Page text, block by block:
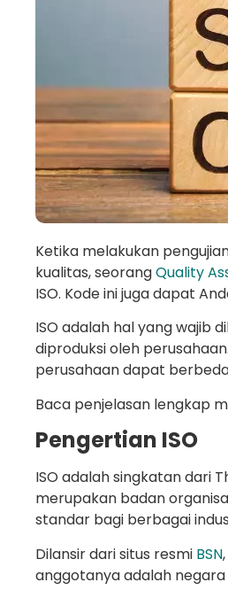
Ketika melakukan
kualitas, seorangQuality
ISO. Kode ini juga dapat
ISO adalah hal yang wajib
diproduksi oleh
perusahaan dapat
Baca penjelasan lengkap
Pengertian ISO
ISO adalah singkatan dari
merupakan badan
standar bagi berbagai
Dilansir dari situs resmi BSN
anggotanya adalah